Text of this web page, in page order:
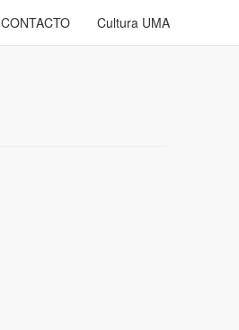
CONTACTO Cultura UMA